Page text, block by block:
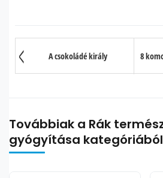
A csokoládé király
Továbbiak a Rák
gyógyítása kategóriából